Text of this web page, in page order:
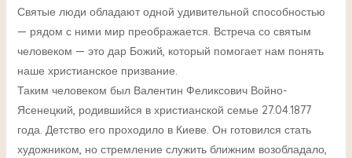
Святые люди обладают одной удивительной способностью
— рядом с ними мир преображается. Встреча со святым
человеком — это дар Божий, который помогает нам понять
наше христианское призвание.
Таким человеком был Валентин Феликсович Войно-
Ясенецкий, родившийся в христианской семье 27.04.1877
года. Детство его проходило в Киеве. Он готовился стать
художником, но стремление служить ближним возобладало,